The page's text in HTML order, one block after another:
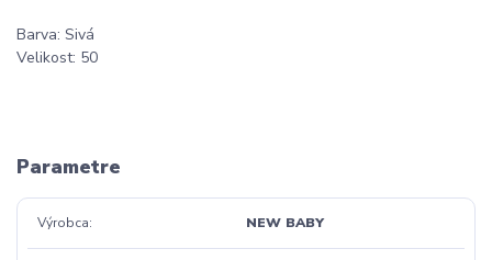
Barva: Sivá
Velikost: 50
Parametre
Výrobca NEW BABY